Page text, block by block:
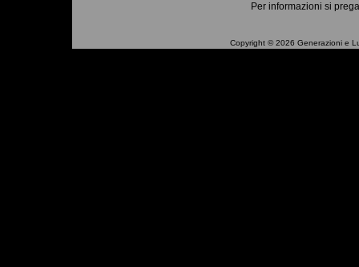
Per informazioni si
Copyright © 2026 Generazioni e